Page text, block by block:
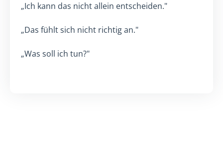
„Ich kann das nicht allein entscheiden."
„Das fühlt sich nicht richtig an."
„Was soll ich tun?"